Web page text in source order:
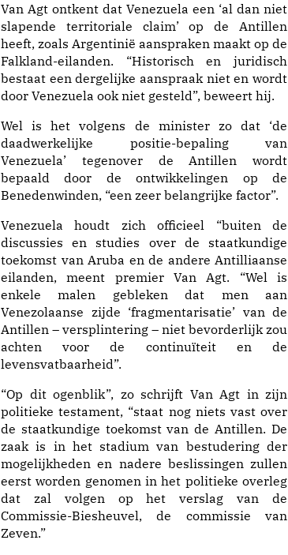
Van Agt ontkent dat Venezuela een ‘al dan niet
slapende territoriale claim’ op de Antillen
heeft, zoals Argentinië aanspraken maakt op de
Falkland-eilanden. “Historisch en juridisch
bestaat een dergelijke aanspraak niet en wordt
door Venezuela ook niet gesteld”, beweert hij.
Wel is het volgens de minister zo dat ‘de
daadwerkelijke positie-bepaling van
Venezuela’ tegenover de Antillen wordt
bepaald door de ontwikkelingen op de
Benedenwinden, “een zeer belangrijke factor”.
Venezuela houdt zich officieel “buiten de
discussies en studies over de staatkundige
toekomst van Aruba en de andere Antilliaanse
eilanden, meent premier Van Agt. “Wel is
enkele malen gebleken dat men aan
Venezolaanse zijde ‘fragmentarisatie’ van de
Antillen – versplintering – niet bevorderlijk zou
achten voor de continuïteit en de
levensvatbaarheid”.
“Op dit ogenblik”, zo schrijft Van Agt in zijn
politieke testament, “staat nog niets vast over
de staatkundige toekomst van de Antillen. De
zaak is in het stadium van bestudering der
mogelijkheden en nadere beslissingen zullen
eerst worden genomen in het politieke overleg
dat zal volgen op het verslag van de
Commissie-Biesheuvel, de commissie van
Zeven.”